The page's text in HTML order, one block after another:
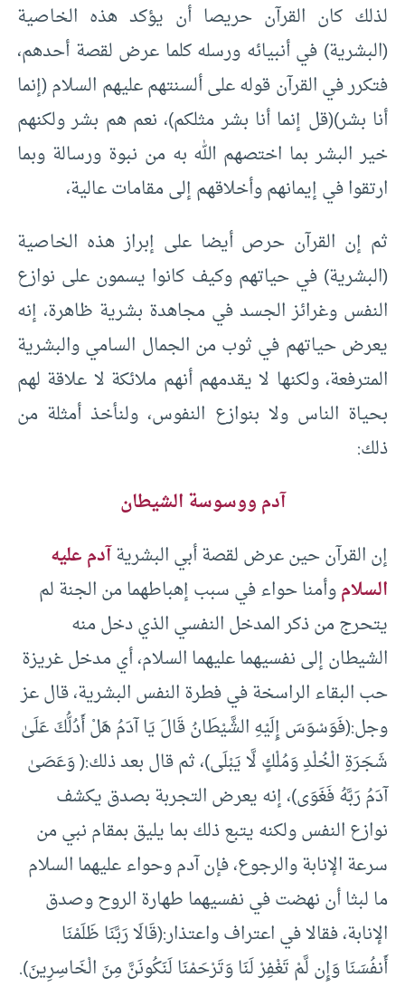
لذلك كان القرآن حريصا أن يؤكد هذه الخاصية
(البشرية) في أنبيائه ورسله كلما عرض لقصة أحدهم،
فتكرر في القرآن قوله على ألسنتهم عليهم السلام (إنما
أنا بشر)(قل إنما أنا بشر مثلكم)، نعم هم بشر ولكنهم
خير البشر بما اختصهم الله به من نبوة ورسالة وبما
ارتقوا في إيمانهم وأخلاقهم إلى مقامات عالية،
ثم إن القرآن حرص أيضا على إبراز هذه الخاصية
(البشرية) في حياتهم وكيف كانوا يسمون على نوازع
النفس وغرائز الجسد في مجاهدة بشرية ظاهرة، إنه
يعرض حياتهم في ثوب من الجمال السامي والبشرية
المترفعة، ولكنها لا يقدمهم أنهم ملائكة لا علاقة لهم
بحياة الناس ولا بنوازع النفوس، ولنأخذ أمثلة من
ذلك:
آدم ووسوسة الشيطان
إن القرآن حين عرض لقصة أبي البشريةآدم عليه
السلاموأمنا حواء في سبب إهباطهما من الجنة لم
يتحرج من ذكر المدخل النفسي الذي دخل منه
الشيطان إلى نفسيهما عليهما السلام، أي مدخل غريزة
حب البقاء الراسخة في فطرة النفس البشرية، قال عز
وجل:(فَوَسْوَسَ إِلَيْهِ الشَّيْطَانُ قَالَ يَا آدَمُ هَلْ أَدُلُّكَ عَلَىٰ
شَجَرَةِ الْخُلْدِ وَمُلْكٍ لَّا يَبْلَى)، ثم قال بعد ذلك:( وَعَصَىٰ
آدَمُ رَبَّهُ فَغَوَى)، إنه يعرض التجربة بصدق يكشف
نوازع النفس ولكنه يتبع ذلك بما يليق بمقام نبي من
سرعة الإنابة والرجوع، فإن آدم وحواء عليهما السلام
ما لبثا أن نهضت في نفسيهما طهارة الروح وصدق
الإنابة، فقالا في اعتراف واعتذار:(قَالَا رَبَّنَا ظَلَمْنَا
أَنفُسَنَا وَإِن لَّمْ تَغْفِرْ لَنَا وَتَرْحَمْنَا لَنَكُونَنَّ مِنَ الْخَاسِرِينَ).